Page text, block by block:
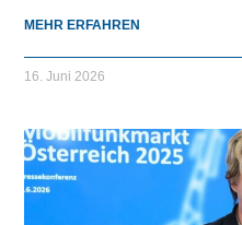
MEHR ERFAHREN
16. Juni 2026